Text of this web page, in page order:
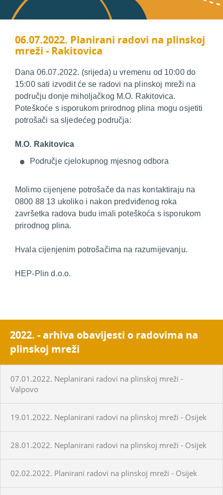
06.07.2022. Planirani radovi na plinskoj
mreži - Rakitovica
Dana 06.07.2022. (srijeda) u vremenu od 10:00 do
15:00 sati izvodit će se radovi na plinskoj mreži na
području donje miholjačkog M.O. Rakitovica.
Poteškoće s isporukom prirodnog plina mogu osjetiti
potrošači sa sljedećeg područja:
M.O. Rakitovica
Područje cjelokupnog mjesnog odbora
Molimo cijenjene potrošače da nas kontaktiraju na
0800 88 13 ukoliko i nakon predviđenog roka
završetka radova budu imali poteškoća s isporukom
prirodnog plina.
Hvala cijenjenim potrošačima na razumijevanju.
HEP-Plin d.o.o.
2022. - arhiva obavijesti o radovima na
plinskoj mreži
07.01.2022. Neplanirani radovi na plinskoj mreži -
Valpovo
19.01.2022. Neplanirani radovi na plinskoj mreži - Osijek
28.01.2022. Neplanirani radovi na plinskoj mreži - Osijek
02.02.2022. Planirani radovi na plinskoj mreži - Osijek